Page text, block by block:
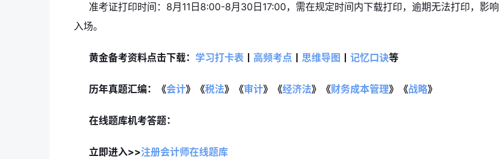
准考证打印时间：8月11日8:00-8月30日17:00，需在规定时间内下载打印，逾期无法打印，影响
入场。
黄金备考资料点击下载： 学习打卡表 高频考点 思维导图 记忆口诀等
历年真题汇编：《会计》《税法》《审计》《经济法》《财务成本管理》《战略》
在线题库机考答题：
立即进入>>注册会计师在线题库